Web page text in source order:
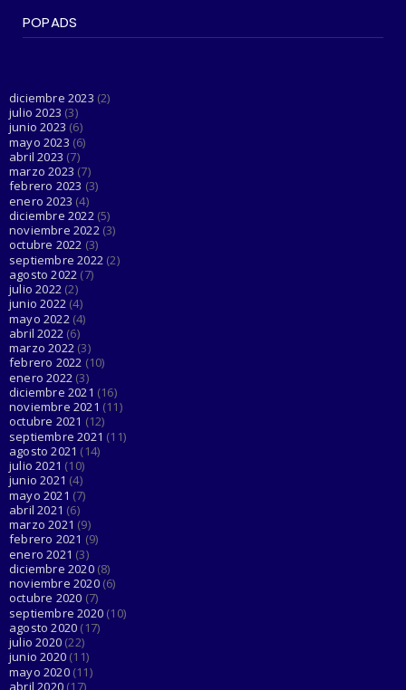
POPADS
diciembre 2023 (2)
julio 2023 (3)
junio 2023 (6)
mayo 2023 (6)
abril 2023 (7)
marzo 2023 (7)
febrero 2023 (3)
enero 2023 (4)
diciembre 2022(5)
noviembre 2022(3)
octubre 2022 (3)
septiembre 2022 (2)
agosto 2022 (7)
julio 2022 (2)
junio 2022 (4)
mayo 2022(4)
abril 2022 (6)
marzo 2022 (3)
febrero 2022 (10)
enero 2022 (3)
diciembre 2021 (16)
noviembre 2021 (11)
octubre 2021 (12)
septiembre 2021 (11)
agosto 2021 (14)
julio 2021 (10)
junio 2021 (4)
mayo 2021 (7)
abril 2021 (6)
marzo 2021 (9)
febrero 2021 (9)
enero 2021 (3)
diciembre 2020(8)
noviembre 2020(6)
octubre 2020 (7)
septiembre 2020 (10)
agosto 2020 (17)
julio 2020 (22)
junio 2020 (11)
mayo 2020(11)
abril 2020 (17)